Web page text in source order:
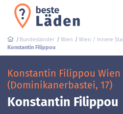
Bundesländer Wien Wien / Innere
Konstantin Filippou
Konstantin Filippou
(Dominikanerbastei, 17)
Konstantin Filippou